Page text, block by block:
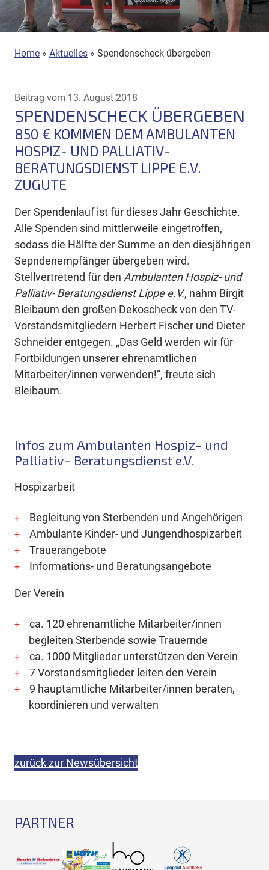
Home » Aktuelles » Spendenscheck übergeben
Beitrag vom 13. August 2018
SPENDENSCHECK ÜBERGEBEN
850 € KOMMEN DEM AMBULANTEN
HOSPIZ- UND PALLIATIV-
BERATUNGSDIENST LIPPE E.V.
ZUGUTE
Der Spendenlauf ist für dieses Jahr Geschichte.
Alle Spenden sind mittlerweile eingetroffen,
sodass die Hälfte der Summe an den diesjährigen
Sepndenempfänger übergeben wird.
Stellvertretend für den Ambulanten Hospiz- und
Palliativ- Beratungsdienst Lippe e.V., nahm Birgit
Bleibaum den großen Dekoscheck von den TV-
Vorstandsmitgliedern Herbert Fischer und Dieter
Schneider entgegen. „Das Geld werden wir für
Fortbildungen unserer ehrenamtlichen
Mitarbeiter/innen verwenden!“, freute sich
Bleibaum.
Infos zum Ambulanten Hospiz- und
Palliativ- Beratungsdienst e.V.
Hospizarbeit
Begleitung von Sterbenden und Angehörigen
Ambulante Kinder- und Jungendhospizarbeit
Trauerangebote
Informations- und Beratungsangebote
Der Verein
ca. 120 ehrenamtliche Mitarbeiter/innen
begleiten Sterbende sowie Trauernde
ca. 1000 Mitglieder unterstützen den Verein
7 Vorstandsmitglieder leiten den Verein
9 hauptamtliche Mitarbeiter/innen beraten,
koordinieren und verwalten
zurück zur Newsübersicht
PARTNER